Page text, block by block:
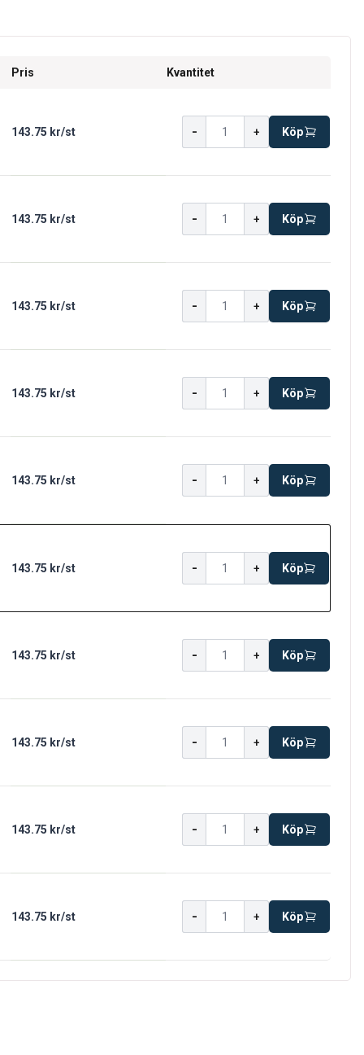
Pris Kvantitet
143.75 kr/st - + Köp
143.75 kr/st - + Köp
143.75 kr/st - + Köp
143.75 kr/st - + Köp
143.75 kr/st - + Köp
143.75 kr/st - + Köp
143.75 kr/st - + Köp
143.75 kr/st - + Köp
143.75 kr/st - + Köp
143.75 kr/st - + Köp